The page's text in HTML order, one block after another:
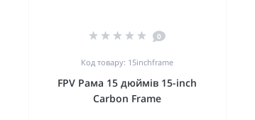
0
Код товару: 15inchframe
FPV Рама 15 дюймів 15-inch
Carbon Frame